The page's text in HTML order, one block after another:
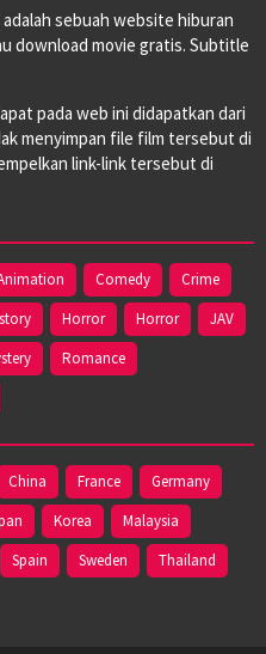
adalah sebuah website hiburan
download movie gratis. Subtitle
pada web ini didapatkan dari
menyimpan file film tersebut di
link-link tersebut di
Comedy
Crime
Horror Horror
JAV
Romance
China France
Germany
Korea
Malaysia
Spain Sweden
Thailand